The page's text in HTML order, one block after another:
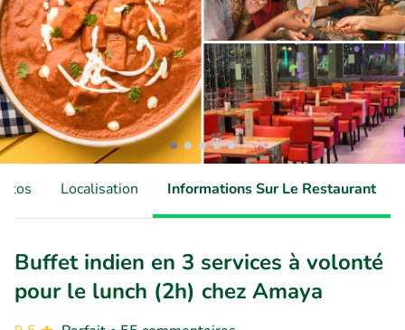
Localisation Informations Sur Le Restaurant
Buffet indien en 3 services à volonté
pour le lunch (2h) chez Amaya